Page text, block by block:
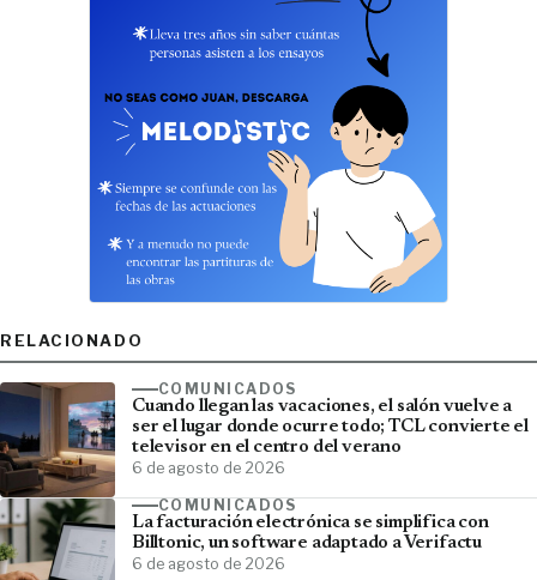
RELACIONADO
COMUNICADOS
Cuando llegan las vacaciones, el salón vuelve a
ser el lugar donde ocurre todo; TCL convierte el
televisor en el centro del verano
6 de agosto de 2026
COMUNICADOS
La facturación electrónica se simplifica con
Billtonic, un software adaptado a Verifactu
6 de agosto de 2026